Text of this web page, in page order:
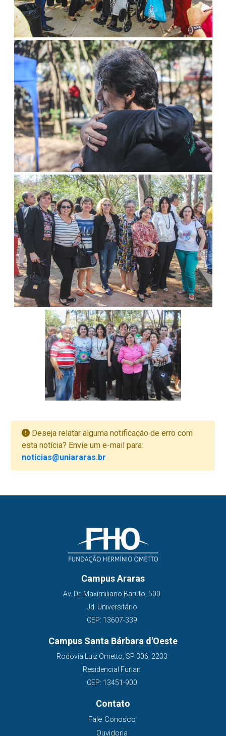
Deseja relatar alguma notificação de erro com
esta notícia? Envie um e-mail para:
noticias@uniararas.br
Campus Araras
Av. Dr. Maximiliano Baruto, 500
Jd. Universitário
CEP: 13607-339
Campus Santa Bárbara d'Oeste
Rodovia Luiz Ometto, SP 306, 2233
Residencial Furlan
CEP: 13451-900
Contato
Fale Conosco
Ouvidoria